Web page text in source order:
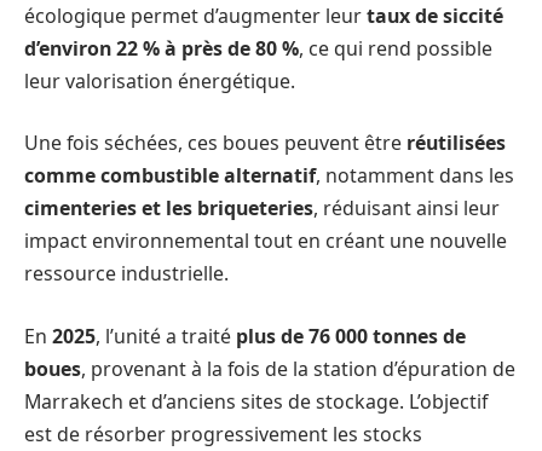
écologique permet d’augmenter leurtaux de siccité
d’environ 22 % à près de 80 %, ce qui rend possible
leur valorisation énergétique.
Une fois séchées, ces boues peuvent être réutilisées
comme combustible alternatif, notamment dans les
cimenteries et les briqueteries, réduisant ainsi leur
impact environnemental tout en créant une nouvelle
ressource industrielle.
En 2025, l’unité a traité plus de 76 000 tonnes de
boues, provenant à la fois de la station d’épuration de
Marrakech et d’anciens sites de stockage. L’objectif
est de résorber progressivement les stocks